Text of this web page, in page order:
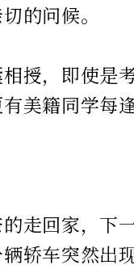
的问候。
授，即使是
美籍同学每
走回家，下
轿车突然出